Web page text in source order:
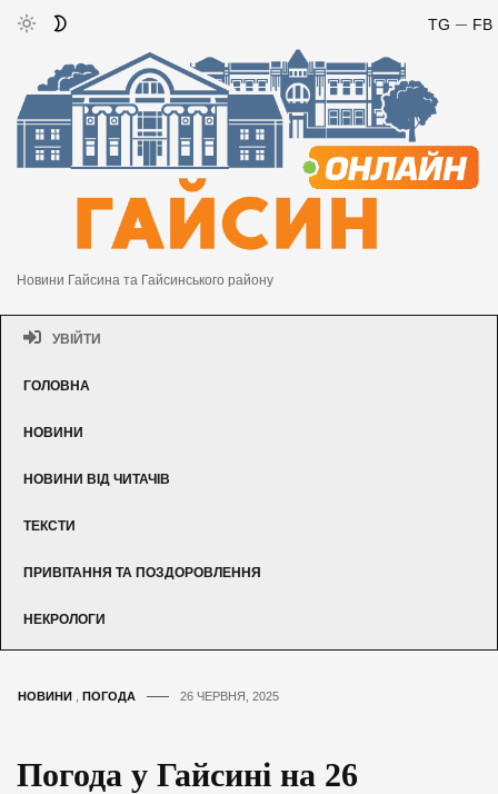
FB
TG
Новини Гайсина та Гайсинського району
УВІЙТИ
ГОЛОВНА
НОВИНИ
НОВИНИ ВІД ЧИТАЧІВ
ТЕКСТИ
ПРИВІТАННЯ ТА ПОЗДОРОВЛЕННЯ
НЕКРОЛОГИ
НОВИНИ ПОГОДА 26 ЧЕРВНЯ, 2025
Погода у Гайсині на 26